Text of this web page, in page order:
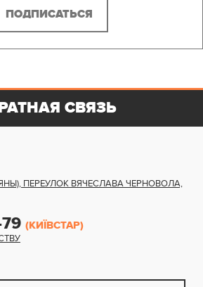
, ПЕРЕУЛОК ВЯЧЕСЛАВА ЧЕРНОВОЛА,
(КИЇВСТАР)
СВЯЗЬ